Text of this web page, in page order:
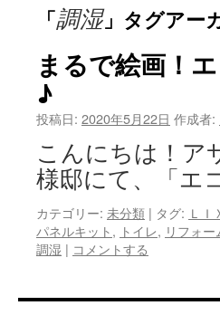
「調湿」タグアー
まるで絵画！
♪
投稿日: 2020年5月22日 作成者:
こんにちは！ア
様邸にて、「
カテゴリー: 未分類 | タグ: ＬＩ
パネルキット, トイレ, リフォー
調湿 | コメントする